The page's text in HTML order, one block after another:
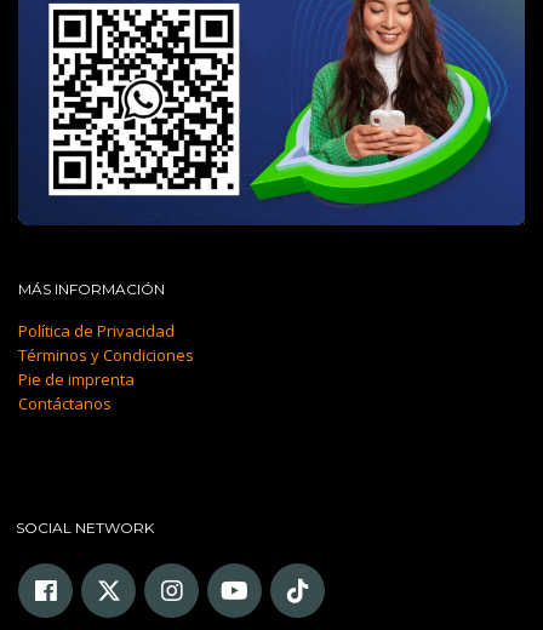
MÁS INFORMACIÓN
Política de Privacidad
Términos y Condiciones
Pie de imprenta
Contáctanos
SOCIAL NETWORK